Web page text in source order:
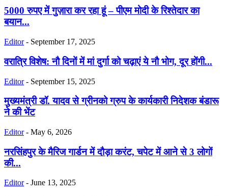
5000 रुपए में गुज़ारा कर रहा हूं – पीएम मोदी के रिश्तेदार का
बयान...
Editor - September 17, 2025
वरात्रि विशेष: नौ दिनों में मां दुर्गा को चढ़ाएं ये नौ भोग, दूर होंगी...
Editor - September 15, 2025
मुख्यमंत्री डॉ. यादव से ग्रीनको ग्रुप के कार्यकारी निदेशक बंडारू
ने की भेंट
Editor - May 6, 2026
नरसिंहपुर के मैरिज गार्डन में दौड़ा करंट, चपेट में आने से 3 लोगों
की...
Editor - June 13, 2025